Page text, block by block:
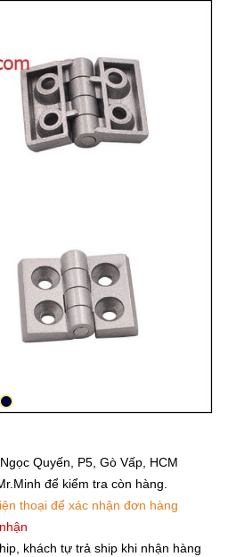
Quyến, P5, Gò Vấp, HCM
để kiểm tra còn hàng.
thoại để xác nhận đơn hàng
khách tự trả ship khi nhận hàng